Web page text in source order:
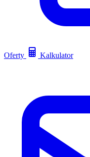
Oferty Kalkulator